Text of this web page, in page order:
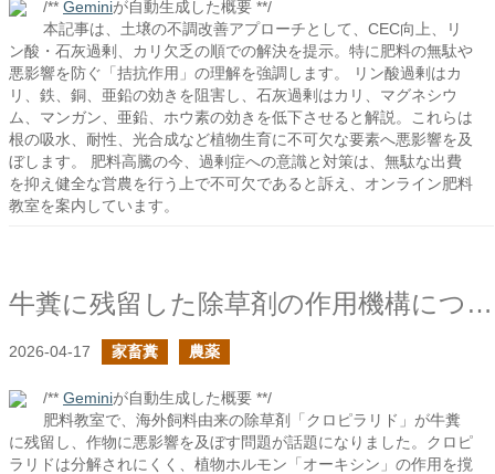
/** Geminiが自動生成した概要 **/
本記事は、土壌の不調改善アプローチとして、CEC向上、リ
ン酸・石灰過剰、カリ欠乏の順での解決を提示。特に肥料の無駄や
悪影響を防ぐ「拮抗作用」の理解を強調します。 リン酸過剰はカ
リ、鉄、銅、亜鉛の効きを阻害し、石灰過剰はカリ、マグネシウ
ム、マンガン、亜鉛、ホウ素の効きを低下させると解説。これらは
根の吸水、耐性、光合成など植物生育に不可欠な要素へ悪影響を及
ぼします。 肥料高騰の今、過剰症への意識と対策は、無駄な出費
を抑え健全な営農を行う上で不可欠であると訴え、オンライン肥料
教室を案内しています。
牛糞に残留した除草剤の作用機構について
2026-04-17 家畜糞 農薬
/** Geminiが自動生成した概要 **/
肥料教室で、海外飼料由来の除草剤「クロピラリド」が牛糞
に残留し、作物に悪影響を及ぼす問題が話題になりました。クロピ
ラリドは分解されにくく、植物ホルモン「オーキシン」の作用を撹